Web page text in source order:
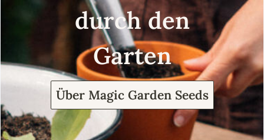
durch den
Garten
Über Magic Garden Seeds